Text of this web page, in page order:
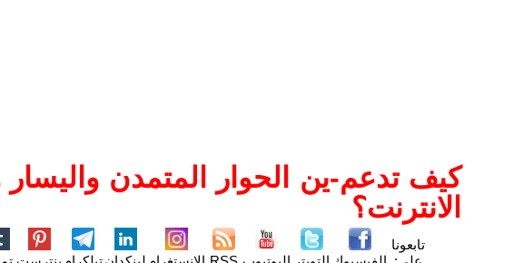
كيف تدعم-ين الحوار المتمدن واليسار
الانترنت؟
تابعونا